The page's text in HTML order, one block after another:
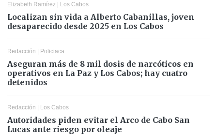
Elizabeth Ramírez Los Cabos
Localizan sin vida a Alberto Cabanillas, joven
desaparecido desde 2025 en Los Cabos
Redacción Policiaca
Aseguran más de 8 mil dosis de narcóticos en
operativos en La Paz y Los Cabos; hay cuatro
detenidos
Redacción Los Cabos
Autoridades piden evitar el Arco de Cabo San
Lucas ante riesgo por oleaje